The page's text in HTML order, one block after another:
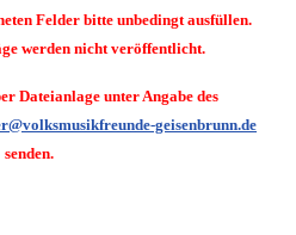
Felder bitte unbedingt ausfüllen.
werden nicht veröffentlicht.
Dateianlage unter Angabe des
geisenbrunn.de
senden.